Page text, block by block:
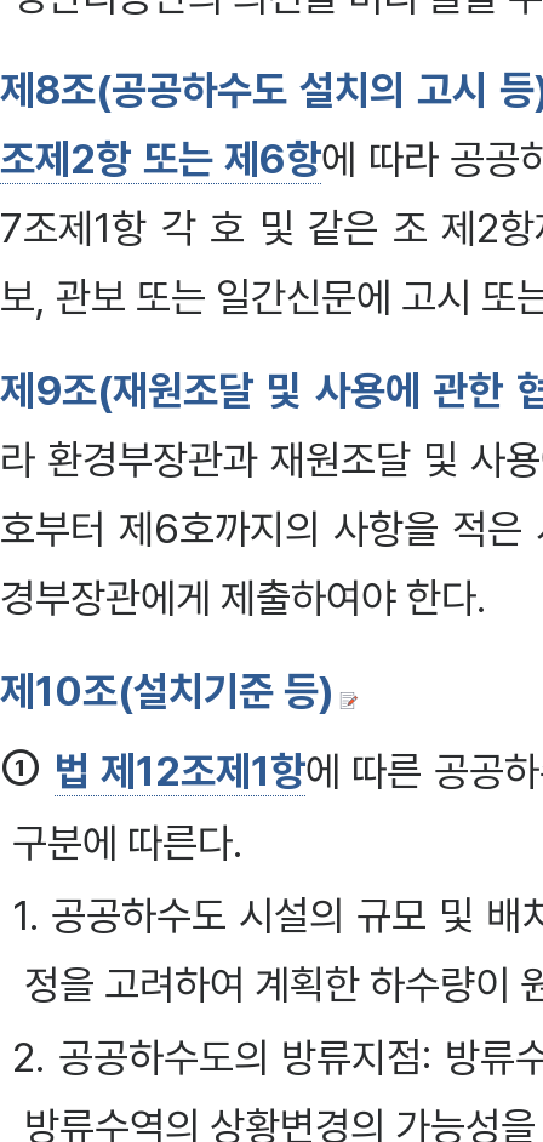
제8조(공공하수도 설치의 고시
조제2항 또는 제6항에 따라 공공
7조제1항 각 호 및 같은 조 제2
보, 관보 또는 일간신문에 고시 또
제9조(재원조달 및 사용에 관한
라 환경부장관과 재원조달 및 사
호부터 제6호까지의 사항을 적
경부장관에게 제출하여야 한다.
제10조(설치기준 등)
① 법 제12조제1항에 따른 공공
구분에 따른다.
1. 공공하수도 시설의 규모 및
정을 고려하여 계획한 하수량이
2. 공공하수도의 방류지점: 방류
방류수역의 상황변경의 가능성